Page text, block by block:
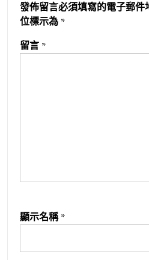
發佈留言必須填寫的電子郵件
位標示為 *
留言 *
顯示名稱 *